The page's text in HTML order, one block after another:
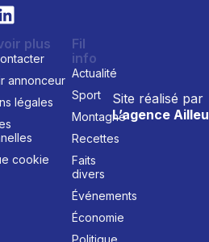
Site réalisé par
L’agence
plus
annonceur
légales
cookie
Fil
info
Actualité
Sport
Montagne
Recettes
Faits
divers
Événements
Économie
Politique